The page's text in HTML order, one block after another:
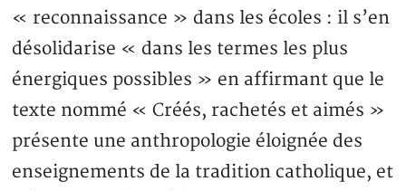
« reconnaissance » dans les écoles : il s’en
désolidarise « dans les termes les plus
énergiques possibles » en affirmant que le
texte nommé « Créés, rachetés et aimés »
présente une anthropologie éloignée des
enseignements de la tradition catholique, et